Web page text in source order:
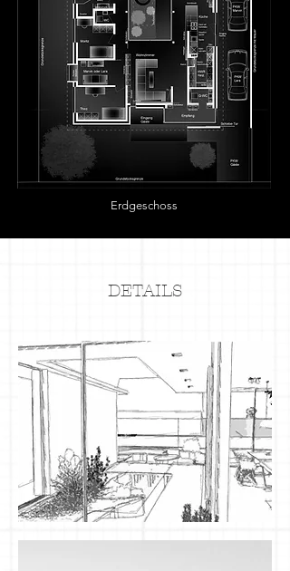
Erdgeschoss
DETAILS